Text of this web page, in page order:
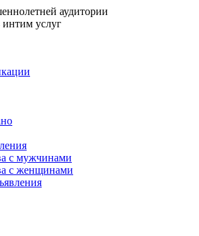
аудитории
интим услуг
с мужчинами
с женщинами